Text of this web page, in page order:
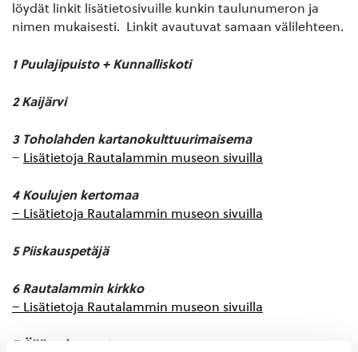
löydät linkit lisätietosivuille kunkin taulunumeron ja
nimen mukaisesti. Linkit avautuvat samaan välilehteen.
1 Puulajipuisto + Kunnalliskoti
2 Kaijärvi
3 Toholahden kartanokulttuurimaisema
– Lisätietoja Rautalammin museon sivuilla
4 Koulujen kertomaa
– Lisätietoja Rautalammin museon sivuilla
5 Piiskauspetäjä
6 Rautalammin kirkko
– Lisätietoja Rautalammin museon sivuilla
7 Äijäveden ranta